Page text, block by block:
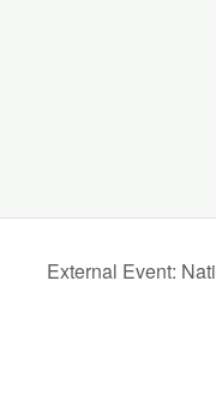
External Event: